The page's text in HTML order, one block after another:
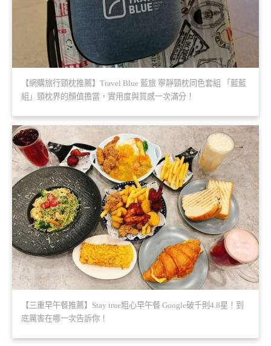
【網購旅行頸枕推薦】Travel Blue 藍旅 寧靜頸枕同色套組 「藍藍
組」頸枕界的顏值擔當，實用度與質感一次滿分！
【三重早午餐推薦】Stay true粗心早午餐 Google破千則4.8星！到
底厲害在哪一次告訴你！